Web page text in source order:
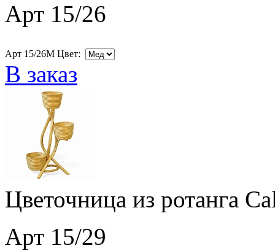
Арт 15/26
Арт 15/26M Цвет:
В заказ
Цветочница из ротанга
Арт 15/29